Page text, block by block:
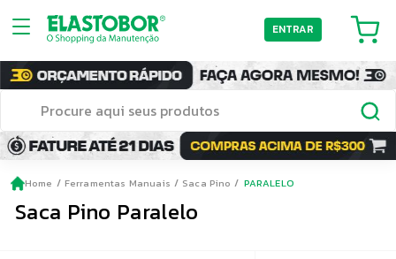
ENTRAR
Home Ferramentas Manuais Saca Pino PARALELO
Saca Pino Paralelo